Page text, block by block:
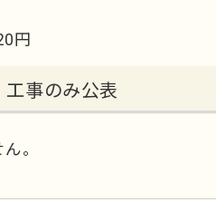
円
事のみ公表
。